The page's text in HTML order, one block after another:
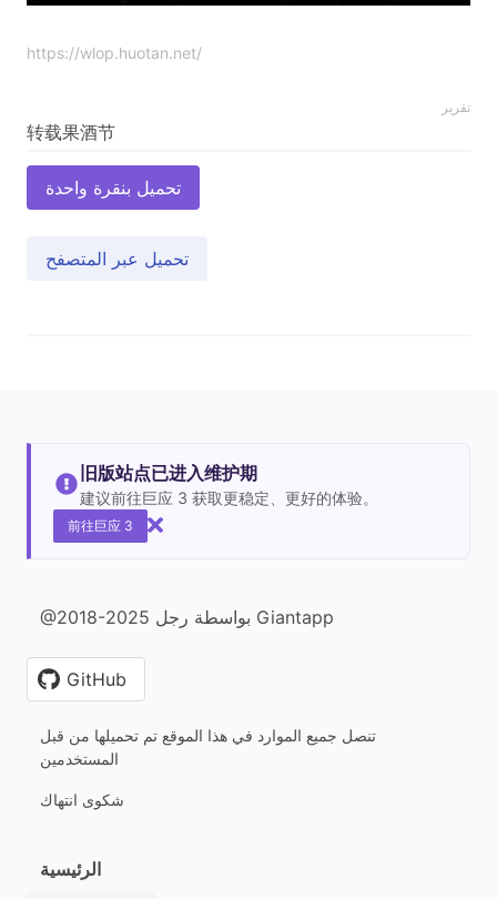
https://wlop.huotan.net/
تقرير
تحميل بنقرة واحدة
تحميل عبر المتصفح
旧版站点已进入维护期
建议前往巨应 3 获取更稳定、更好的体验。
前往巨应 3
@2018-2025 بواسطة رجل Giantapp
GitHub
تنصل جميع الموارد في هذا الموقع تم تحميلها من قبل
المستخدمين
شكوى انتهاك
الرئيسية